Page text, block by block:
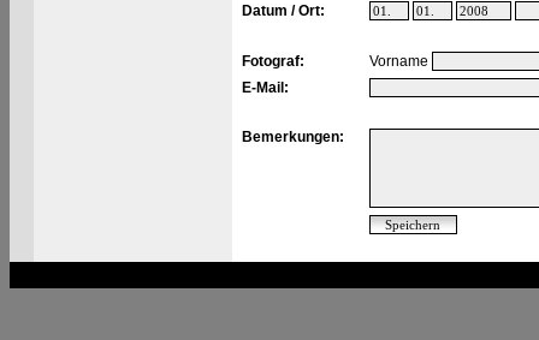
Datum / Ort:
Fotograf:
Vorname
E-Mail:
Bemerkungen: